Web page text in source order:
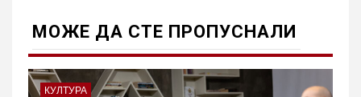
МОЖE ДА СТЕ ПРОПУСНАЛИ
КУЛТУРА